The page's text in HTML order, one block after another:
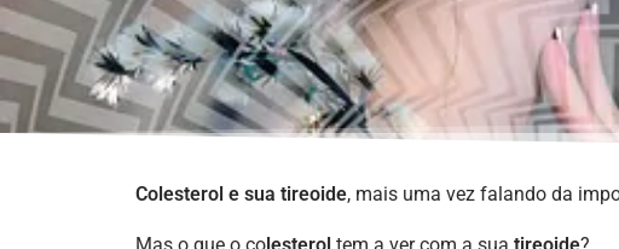
Colesterol e sua tireoide, mais uma vez falando da